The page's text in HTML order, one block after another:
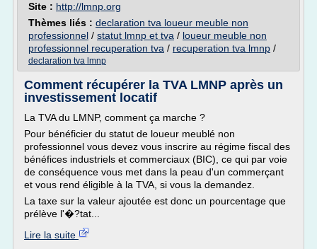
Site : http://lmnp.org
Thèmes liés : declaration tva loueur meuble non
professionnel / statut lmnp et tva / loueur meuble non
professionnel recuperation tva / recuperation tva lmnp /
declaration tva lmnp
Comment récupérer la TVA LMNP après un
investissement locatif
La TVA du LMNP, comment ça marche ?
Pour bénéficier du statut de loueur meublé non
professionnel vous devez vous inscrire au régime fiscal des
bénéfices industriels et commerciaux (BIC), ce qui par voie
de conséquence vous met dans la peau d'un commerçant
et vous rend éligible à la TVA, si vous la demandez.
La taxe sur la valeur ajoutée est donc un pourcentage que
prélève l'�?tat...
Lire la suite